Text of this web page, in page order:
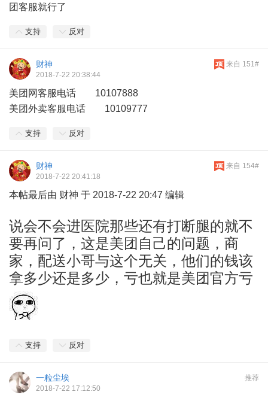
团客服就行了
支持 反对
来自 151#
财神
2018-7-22 20:38:44
美团网客服电话 10107888
美团外卖客服电话 10109777
支持 反对
来自 154#
财神
2018-7-22 20:41:18
本帖最后由 财神 于 2018-7-22 20:47 编辑
说会不会进医院那些还有打断腿的就不
要再问了，这是美团自己的问题，商
家，配送小哥与这个无关，他们的钱该
拿多少还是多少，亏也就是美团官方亏
支持 反对
推荐
一粒尘埃
2018-7-22 17:12:50